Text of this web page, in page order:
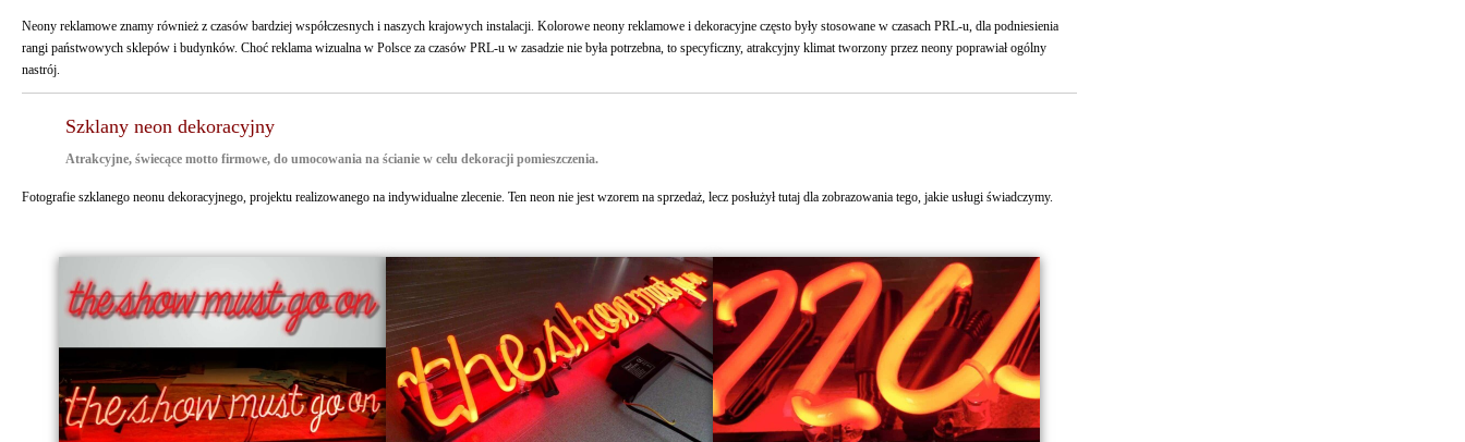
Neony reklamowe znamy również z czasów bardziej współczesnych i naszych krajowych instalacji. Kolorowe neony reklamowe i dekoracyjne często były stosowane w czasach PRL-u, dla podniesienia
rangi państwowych sklepów i budynków. Choć reklama wizualna w Polsce za czasów PRL-u w zasadzie nie była potrzebna, to specyficzny, atrakcyjny klimat tworzony przez neony poprawiał ogólny
nastrój.
Szklany neon dekoracyjny
Atrakcyjne, świecące motto firmowe, do umocowania na ścianie w celu dekoracji pomieszczenia.
Fotografie szklanego neonu dekoracyjnego, projektu realizowanego na indywidualne zlecenie. Ten neon nie jest wzorem na sprzedaż, lecz posłużył tutaj dla zobrazowania tego, jakie usługi świadczymy.